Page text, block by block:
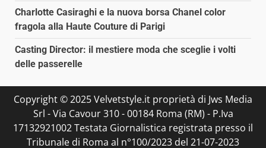
Charlotte Casiraghi e la nuova borsa Chanel color
fragola alla Haute Couture di Parigi
Casting Director: il mestiere moda che sceglie i volti
delle passerelle
Copyright © 2025 Velvetstyle.it proprietà di Jws Media
Srl - Via Cavour 310 - 00184 Roma (RM) - P.Iva
17132921002 Testata Giornalistica registrata presso il
Tribunale di Roma al n°100/2023 del 21-07-2023